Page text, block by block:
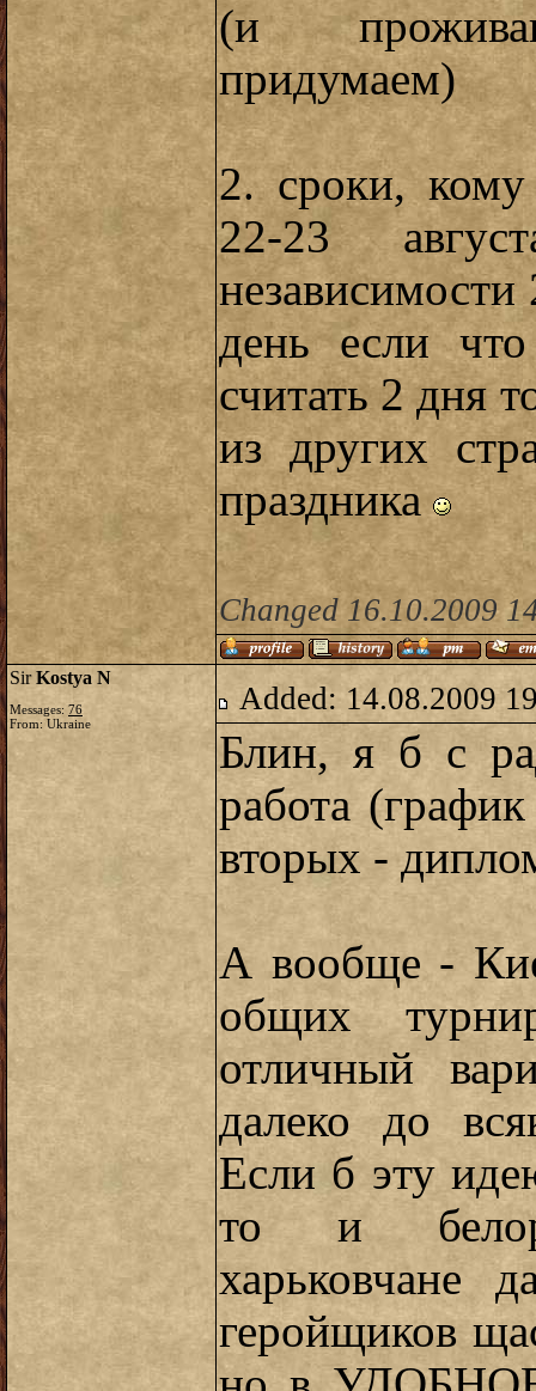
(и
придумаем)
2. сроки,
22-23
день если
считать 2 дня
из других
праздника
Changed 16.10.2009
SirKostya N
Messages: 76
From: Ukraine
Added: 14.08.2009
Блин, я б с
работа
вторых -
А вообще -
общих
отличный
далеко до
Если б эту
то и
харьковчане
геройщиков